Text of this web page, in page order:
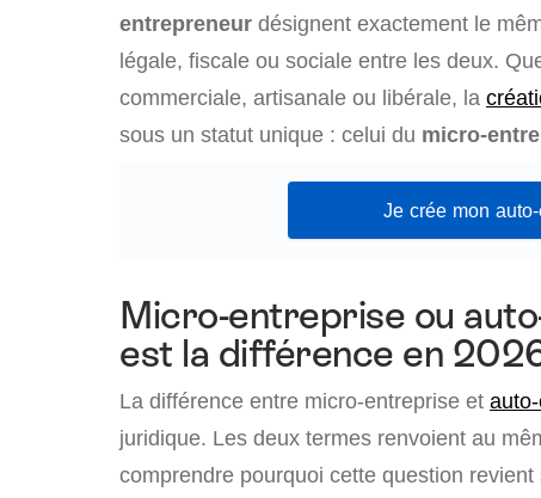
entrepreneur désignent exactement le
légale, fiscale ou sociale entre les deux.
commerciale, artisanale ou libérale, la
sous un statut unique : celui du micro-
Je crée mon
Micro-entreprise ou
est la différence en
La différence entre micro-entreprise et
juridique. Les deux termes renvoient au
comprendre pourquoi cette question